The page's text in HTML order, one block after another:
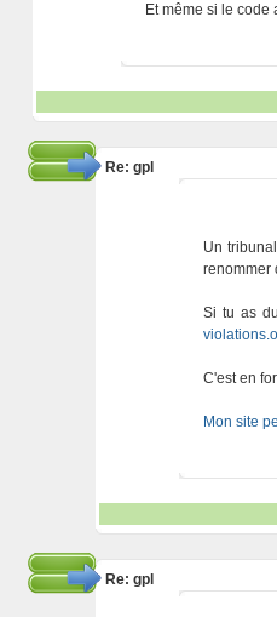
Et même si le
Re: gpl
Un
renommer
Si tu as
C'est en
Mon site
Re: gpl